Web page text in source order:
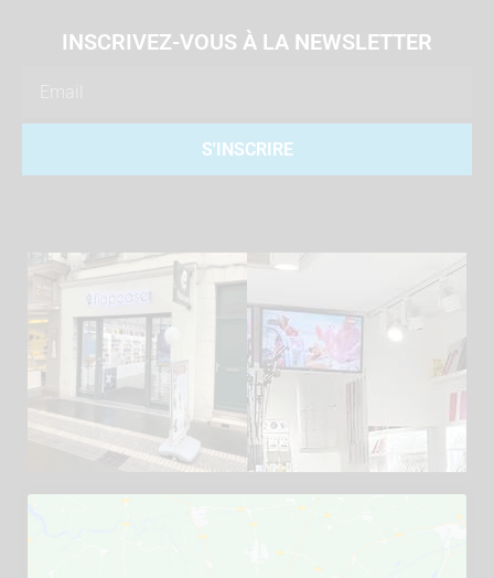
INSCRIVEZ-VOUS À LA NEWSLETTER
S'INSCRIRE